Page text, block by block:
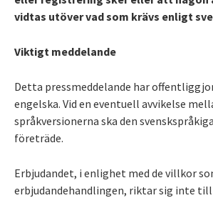
vidtas utöver vad som krävs enligt
Viktigt meddelande
Detta pressmeddelande har
engelska. Vid en eventuell avvikelse
språkversionerna ska den
företräde.
Erbjudandet, i enlighet med de villkor
erbjudandehandlingen, riktar sig inte till